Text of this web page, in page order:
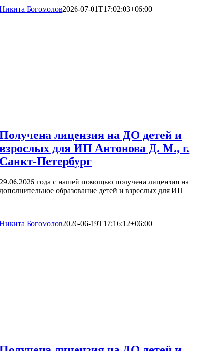
Никита Богомолов2026-07-01T17:02:03+06:00
Получена лицензия на ДО детей и
взрослых для ИП Антонова Д. М., г.
Санкт-Петербург
29.06.2026 года с нашей помощью получена лицензия на
дополнительное образование детей и взрослых для ИП
Никита Богомолов2026-06-19T17:16:12+06:00